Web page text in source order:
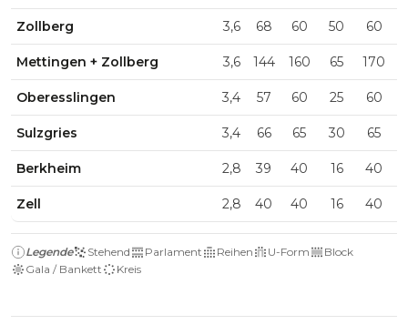
Zollberg 3,6 68 60 50 60
Mettingen + Zollberg 3,6 144 160 65 170
Oberesslingen 3,4 57 60 25 60
Sulzgries 3,4 66 65 30 65
Berkheim 2,8 39 40 16 40
Zell 2,8 40 40 16 40
Legende Stehend Parlament Reihen U-Form
Block
Gala / Bankett
Kreis